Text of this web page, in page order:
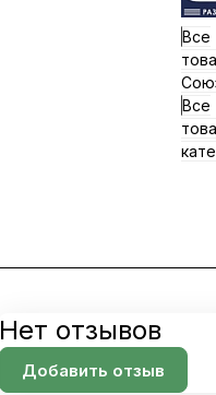
Все
Все
Нет отзывов
Добавить отзыв